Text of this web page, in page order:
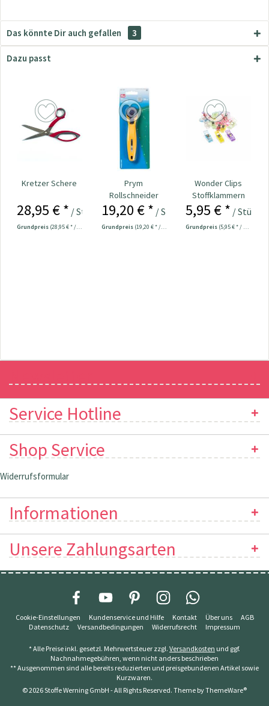
Das könnte Dir auch gefallen 3
Dazu passt
Kretzer Schere
28,95 € * / Stück
Grundpreis (28,95 € * / 1 Stück)
Prym
Rollschneider
"Mini" 28 mm Nr.
19,20 € * / Stück
Grundpreis (19,20 € * / 1 Stück)
Wonder Clips
Stoffklammern
klein - 20 Stück
5,95 € * / Stück
Grundpreis (5,95 € * / 1 Stück)
Service Hotline
Shop Service
Widerrufsformular
Informationen
Unsere Zahlungsarten
Cookie-Einstellungen Kundenservice und Hilfe Kontakt Über uns
AGB
Datenschutz
Versandbedingungen Widerrufsrecht Impressum
* Alle Preise inkl. gesetzl. Mehrwertsteuer zzgl. Versandkosten und ggf.
Nachnahmegebühren, wenn nicht anders beschrieben
** Ausgenommen sind alle bereits reduzierten und preisgebundenen Artikel sowie
Kurzwaren.
© 2026 Stoffe Werning GmbH - All Rights Reserved. Theme byThemeWare®